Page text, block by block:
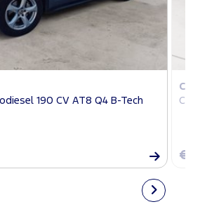
190 CV AT8 Q4 B-Tech
C5
€